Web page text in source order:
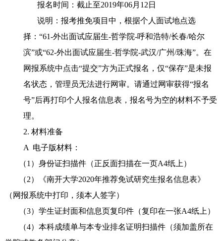
报名时间：截止至2019年06月 12 日
说明：报考推免项目中，根据个人面试地点选
择： “61-外出面试应届生-哲学院-呼和浩特/长春/哈尔
滨”或“62-外出面试应届生-哲学院-武汉/广州/珠海”。在
网报系统中点击“提交”方为正式报名，仅“保存”是未报
名状态，管理员无法进行网审。请通过网审获得“报名
号”后再打印个人报名信息表，报名号为空的材料不予受
理。
2. 材料准备
A 电子版材料：
（1）身份证扫描件（正反面扫描在一页A4纸上）
（2）《南开大学2020年推荐免试研究生报名信息表》
（网报系统中打印，须本人签字）
（3）学生证封面和信息页复印件（复印在一张A4纸上）
（4）本科成绩单与本专业排名证明扫描件（须加盖所在